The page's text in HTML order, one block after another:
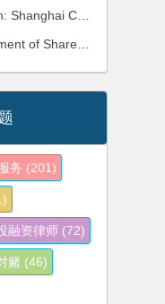
of A Land Group
New World Co., Ltd.
务 (201)
融资律师 (72)
赌 (46)